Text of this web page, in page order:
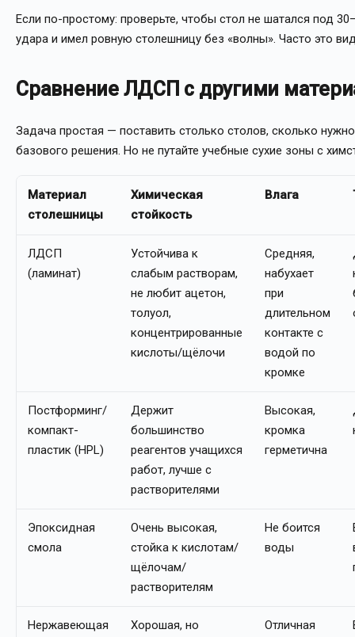
Если по-простому: проверьте, чтобы стол не шатался под
удара и имел ровную столешницу без «волны». Часто это
Сравнение ЛДСП с другими
Задача простая — поставить столько столов, сколько
базового решения. Но не путайте учебные сухие зоны с
Материал
столешницы
Химическая
стойкость
Влага
ЛДСП
(ламинат)
Устойчива к
слабым растворам,
не любит ацетон,
толуол,
концентрированные
кислоты/щёлочи
Средняя,
набухает
при
длительном
контакте с
водой по
кромке
Постформинг/
компакт-
пластик (HPL)
Держит
большинство
реагентов учащихся
работ, лучше с
растворителями
Высокая,
кромка
герметична
Эпоксидная
смола
Очень высокая,
стойка к кислотам/
щёлочам/
растворителям
Не боится
воды
Нержавеющая
Хорошая, но
Отличная